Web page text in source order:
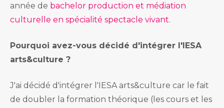
année de bachelor production et médiation
culturelle en spécialité spectacle vivant.
Pourquoi avez-vous décidé d'intégrer l'IESA
arts&culture ?
J'ai décidé d'intégrer l'IESA arts&culture car le fait
de doubler la formation théorique (les cours et les